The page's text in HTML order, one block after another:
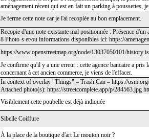
aménagement récent qui est en fait un parking à poussettes,
Je ferme cette note car je l'ai recopiée au bon emplacement.
Recopie d'une note existante mal positionnée : Présence
8 Photo·s et/ou informations disponibles ici: https://
https://www.openstreetmap.org/node/13037050101/history
Je confirme qu'il y a une erreur : cette agence bancaire a
concernant à cet ancien commerce, je viens de l'effacer.
In context of overlay "Things" – Trash Can – https://
Attached photo(s): https://streetcomplete.app/p/284563.jpg
Visiblement cette poubelle est déjà indiquée
Sibelle Coiffure
À la place de la boutique d'art Le mouton noir ?